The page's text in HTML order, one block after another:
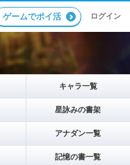
ゲームでポイ活 ログイン
キャラ一覧
星詠みの書架
アナダン一覧
記憶の書一覧